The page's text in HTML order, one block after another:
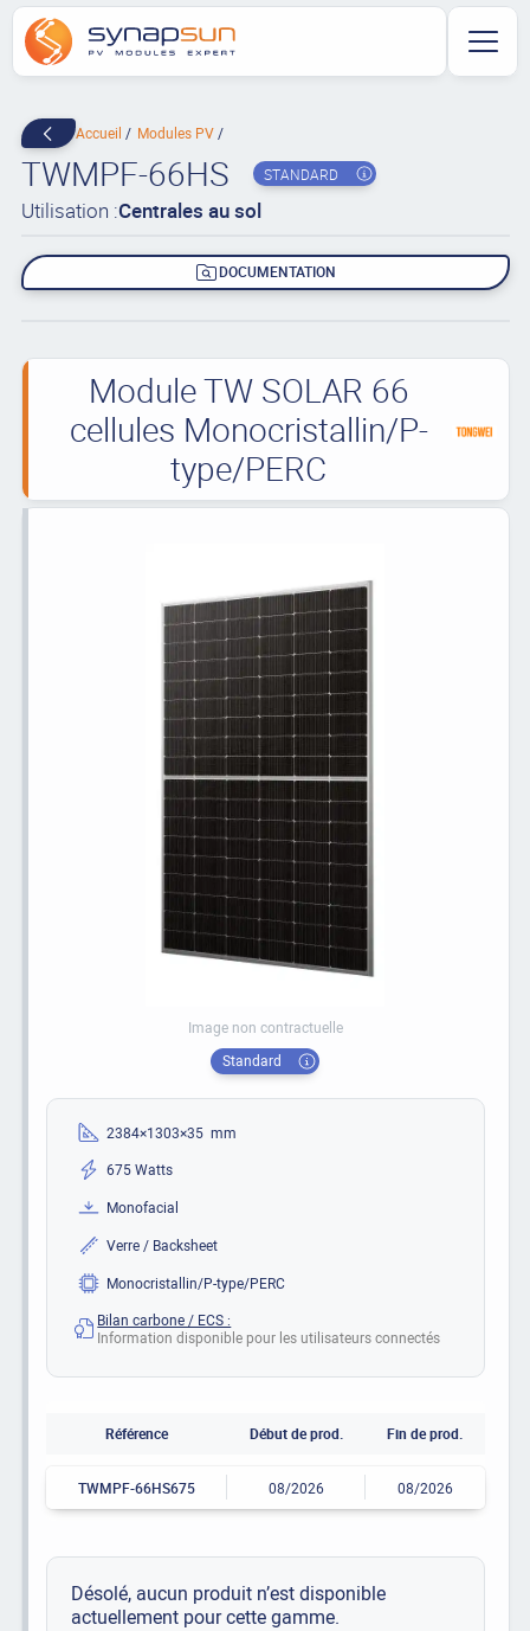
Accueil Modules PV
TWMPF-66HS STANDARD
Utilisation :Centrales au sol
DOCUMENTATION
Module TW SOLAR 66
cellules Monocristallin/P-
type/PERC
Image non contractuelle
Standard
2384×1303×35 mm
675 Watts
Monofacial
Verre / Backsheet
Monocristallin/P-type/PERC
Bilan carbone / ECS :
Information disponible pour les utilisateurs connectés
Référence Début de prod. Fin de prod.
TWMPF-66HS675 08/2026 08/2026
Désolé, aucun produit n’est disponible
actuellement pour cette gamme.